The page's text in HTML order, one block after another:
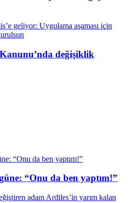
değişiklik
“Onu da ben yaptım!”